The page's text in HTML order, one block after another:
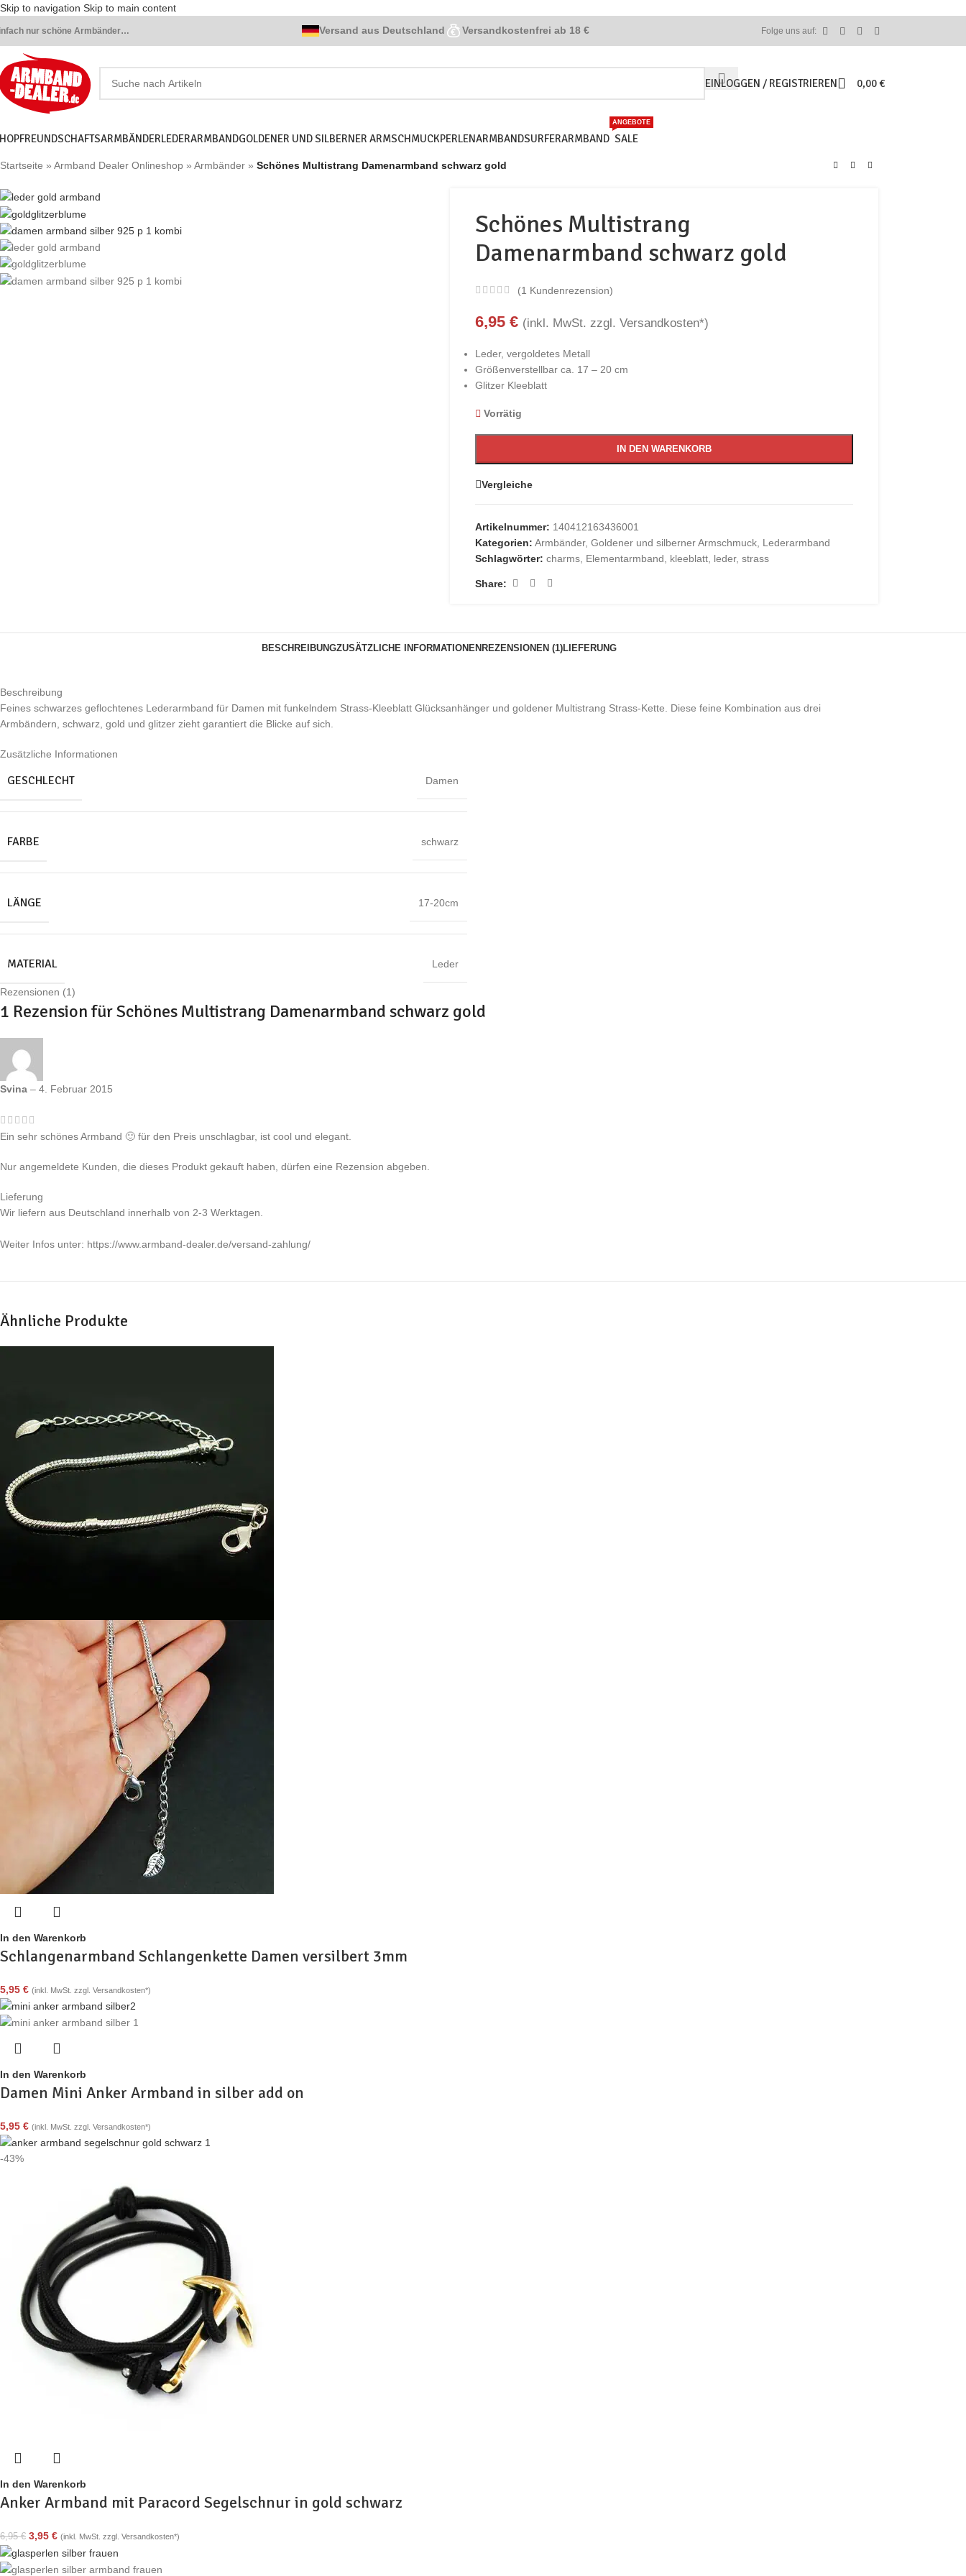
Skip to navigation Skip to main content
nur schöne Armbänder… Versand aus Deutschland Versandkostenfrei ab 18 € Folge uns auf:
EINLOGGEN / REGISTRIEREN 0,00€
FREUNDSCHAFTSARMBÄNDERLEDERARMBANDGOLDENER UND SILBERNER ARMSCHMUCKPERLENARMBANDSURFERARMBAND SALE
ANGEBOTE
Startseite » Armband Dealer Onlineshop » Armbänder » Schönes Multistrang Damenarmband schwarz gold
Schönes Multistrang
Damenarmband schwarz gold
(1 Kundenrezension)
6,95 € (inkl. MwSt. zzgl. Versandkosten*)
Leder, vergoldetes Metall
Größenverstellbar ca. 17 – 20 cm
Glitzer Kleeblatt
Vorrätig
IN DEN WARENKORB
Vergleiche
Artikelnummer: 140412163436001
Kategorien: Armbänder, Goldener und silberner Armschmuck, Lederarmband
Schlagwörter: charms, Elementarmband, kleeblatt, leder, strass
Share:
BESCHREIBUNGZUSÄTZLICHE INFORMATIONEN REZENSIONEN (1) LIEFERUNG
Beschreibung
Feines schwarzes geflochtenes Lederarmband für Damen mit funkelndem Strass-Kleeblatt Glücksanhänger und goldener Multistrang Strass-Kette. Diese feine Kombination aus drei
Armbändern, schwarz, gold und glitzer zieht garantiert die Blicke auf sich.
Zusätzliche Informationen
GESCHLECHT Damen
FARBE schwarz
LÄNGE 17-20cm
MATERIAL Leder
Rezensionen (1)
1 Rezension fürSchönes Multistrang Damenarmband schwarz gold
Svina – 4. Februar 2015
Ein sehr schönes Armband 🙂 für den Preis unschlagbar, ist cool und elegant.
Nur angemeldete Kunden, die dieses Produkt gekauft haben, dürfen eine Rezension abgeben.
Lieferung
Wir liefern aus Deutschland innerhalb von 2-3 Werktagen.
Weiter Infos unter: https://www.armband-dealer.de/versand-zahlung/
Ähnliche Produkte
In den Warenkorb
Schlangenarmband Schlangenkette Damen versilbert 3mm
5,95 € (inkl. MwSt. zzgl. Versandkosten*)
In den Warenkorb
Damen Mini Anker Armband in silber add on
5,95 € (inkl. MwSt. zzgl. Versandkosten*)
-43%
In den Warenkorb
Anker Armband mit Paracord Segelschnur in gold schwarz
6,95€ 3,95 € (inkl. MwSt. zzgl. Versandkosten*)